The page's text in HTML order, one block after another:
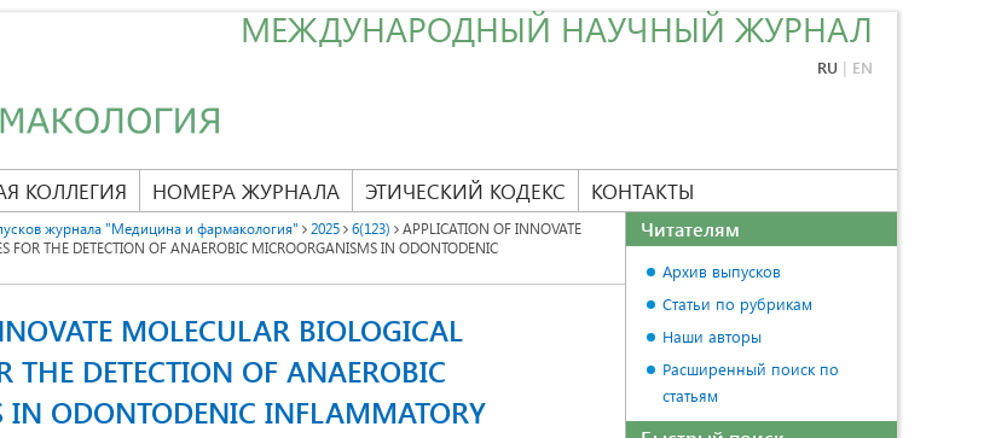
МЕЖДУНАРОДНЫЙ НАУЧНЫЙ ЖУРНАЛ
RU | EN
КОЛЛЕГИЯ НОМЕРА ЖУРНАЛА ЭТИЧЕСКИЙ КОДЕКС КОНТАКТЫ
журнала "Медицина и фармакология" 2025 6(123)
APPLICATION OF INNOVATE
FOR THE DETECTION OF ANAEROBIC MICROORGANISMS IN ODONTODENIC
MOLECULAR BIOLOGICAL
THE DETECTION OF ANAEROBIC
IN ODONTODENIC INFLAMMATORY
Читателям
Архив выпусков
Статьи по рубрикам
Наши авторы
Расширенный поиск по
статьям